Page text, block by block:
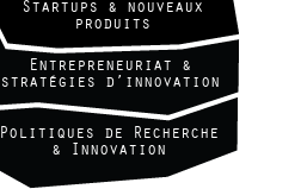
Startups & nouveaux
produits
Entrepreneuriat &
stratégies d’innovation
Politiques de Recherche
& Innovation